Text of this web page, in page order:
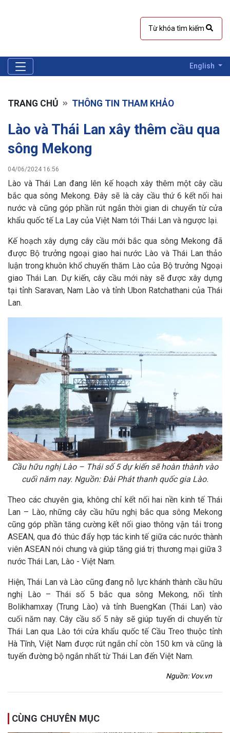
English
TRANG CHỦ THÔNG TIN THAM KHẢO
Lào và Thái Lan xây thêm cầu qua
sông Mekong
04/06/2024 16:56
Lào và Thái Lan đang lên kế hoạch xây thêm một cây cầu
bắc qua sông Mekong. Đây sẽ là cây cầu thứ 6 kết nối hai
nước và cũng góp phần rút ngắn thời gian di chuyển từ cửa
khẩu quốc tế La Lay của Việt Nam tới Thái Lan và ngược lại.
Kế hoạch xây dựng cây cầu mới bắc qua sông Mekong đã
được Bộ trưởng ngoại giao hai nước Lào và Thái Lan thảo
luận trong khuôn khổ chuyến thăm Lào của Bộ trưởng Ngoại
giao Thái Lan. Dự kiến, cây cầu mới này sẽ được xây dựng
tại tỉnh Saravan, Nam Lào và tỉnh Ubon Ratchathani của Thái
Lan.
Cầu hữu nghị Lào – Thái số 5 dự kiến sẽ hoàn thành vào
cuối năm nay. Nguồn: Đài Phát thanh quốc gia Lào.
Theo các chuyên gia, không chỉ kết nối hai nền kinh tế Thái
Lan – Lào, những cây cầu hữu nghị bắc qua sông Mekong
cũng góp phần tăng cường kết nối giao thông vận tải trong
ASEAN, qua đó thúc đẩy hợp tác kinh tế giữa các nước thành
viên ASEAN nói chung và giúp tăng giá trị thương mại giữa 3
nước Thái Lan, Lào - Việt Nam.
Hiện, Thái Lan và Lào cũng đang nỗ lực khánh thành cầu hữu
nghị Lào – Thái số 5 bắc qua sông Mekong, nối tỉnh
Bolikhamxay (Trung Lào) và tỉnh BuengKan (Thái Lan) vào
cuối năm nay. Cây cầu số 5 này sẽ giúp tuyến di chuyển từ
Thái Lan qua Lào tới cửa khẩu quốc tế Cầu Treo thuộc tỉnh
Hà Tĩnh, Việt Nam được rút ngắn chỉ còn 150 km và cũng là
tuyến đường bộ ngắn nhất từ Thái Lan đến Việt Nam.
Nguồn: Vov.vn
CÙNG CHUYÊN MỤC